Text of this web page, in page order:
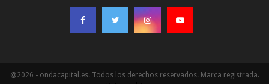
@2026 - ondacapital.es. Todos los derechos reservados. Marca registrada.